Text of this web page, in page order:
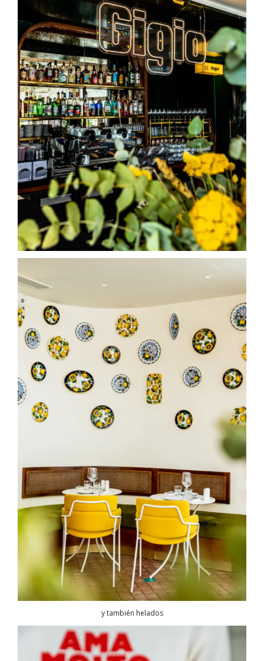
y también helados